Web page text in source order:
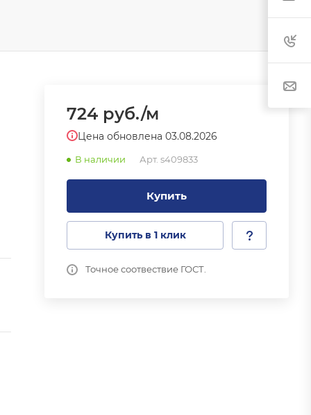
724 руб./м
Цена обновлена 03.08.2026
В наличии Арт. s409833
Купить
Купить в 1 клик
Точное соотвествие ГОСТ.